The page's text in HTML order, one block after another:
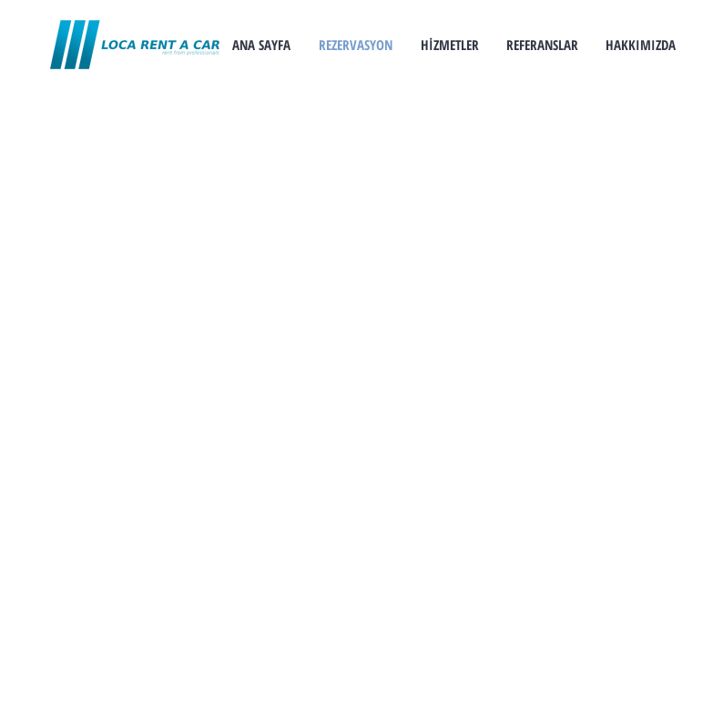
ANA SAYFA REZERVASYON HİZMETLER REFERANSLAR HAKKIMIZDA